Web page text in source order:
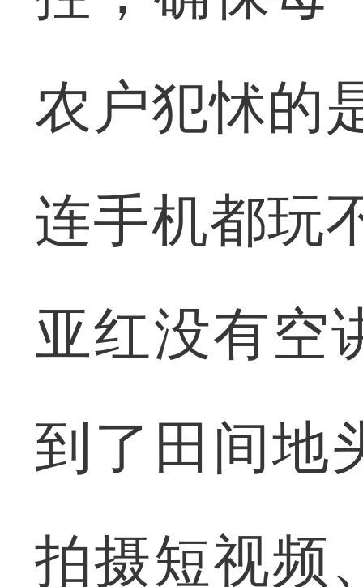
农户犯怵的
连手机都玩
亚红没有空
到了田间地
拍摄短视频